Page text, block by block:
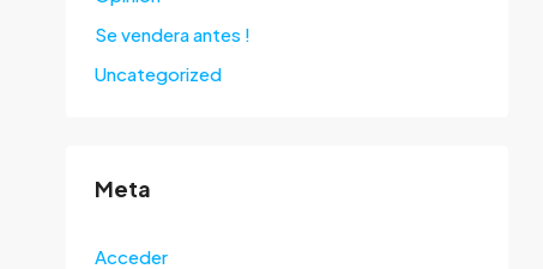
Se vendera antes !
Uncategorized
Meta
Acceder